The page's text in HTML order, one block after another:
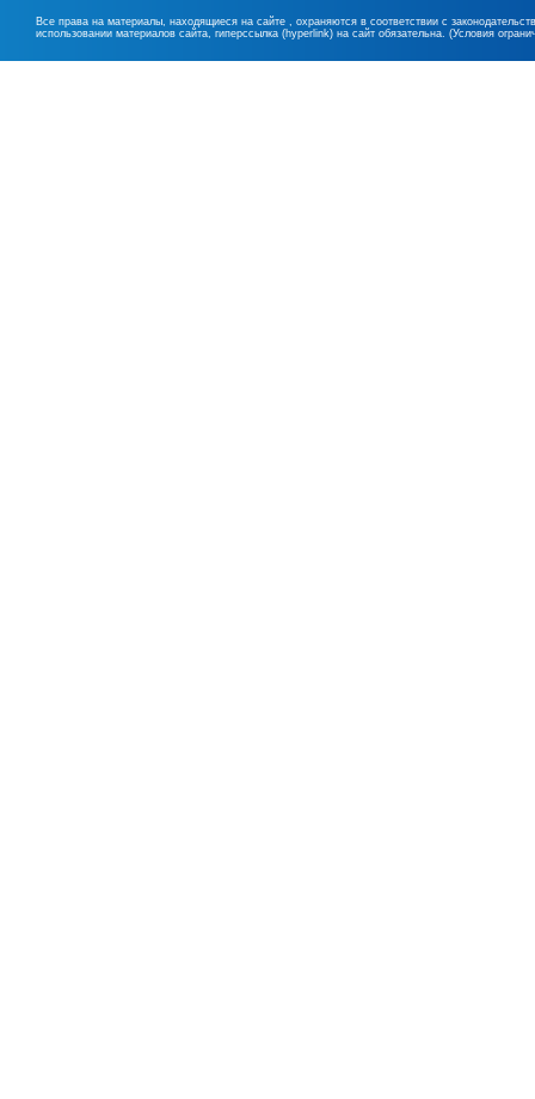
Все права на материалы, находящиеся на сайте , охраняются в соответствии с
использовании материалов сайта, гиперссылка (hyperlink) на сайт обязательна. (Условия